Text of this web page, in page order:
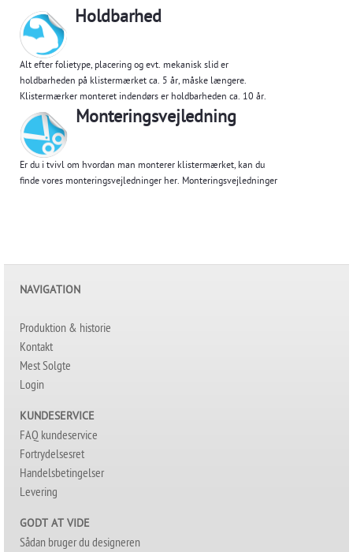
Holdbarhed
Alt efter folietype, placering og evt. mekanisk slid er
holdbarheden på klistermærket ca. 5 år, måske længere.
Klistermærker monteret indendørs er holdbarheden ca. 10 år.
Monteringsvejledning
Er du i tvivl om hvordan man monterer klistermærket, kan du
finde vores monteringsvejledninger her. Monteringsvejledninger
NAVIGATION
Produktion & historie
Kontakt
Mest Solgte
Login
KUNDESERVICE
FAQ kundeservice
Fortrydelsesret
Handelsbetingelser
Levering
GODT AT VIDE
Sådan bruger du designeren